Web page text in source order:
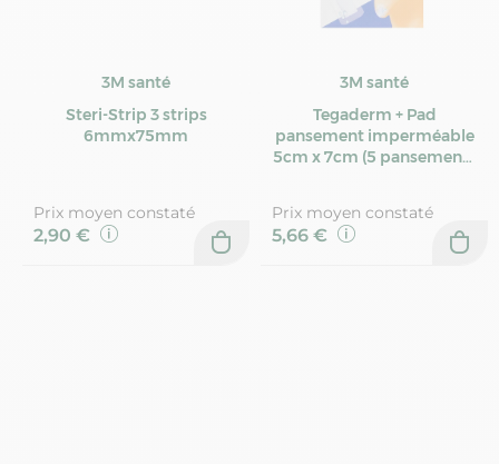
3M santé
Steri-Strip 3 strips
6mmx75mm
Prix moyen constaté
2,90 €
3M santé
Tegaderm + Pad
pansement imperméable
5cm x 7cm (5 pansements
Prix moyen constaté
5,66 €